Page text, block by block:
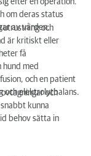
efter en operation.
om deras status
av vården.
utrustning och
är kritiskt eller
få
hund med
och en patient
och elektrolytbalans.
och
kunna
behov sätta in